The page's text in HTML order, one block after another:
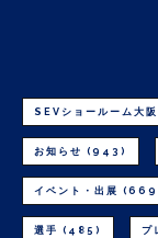
SEVショールーム大阪
お知らせ (943)
イベント・出展
選手 (485) プ